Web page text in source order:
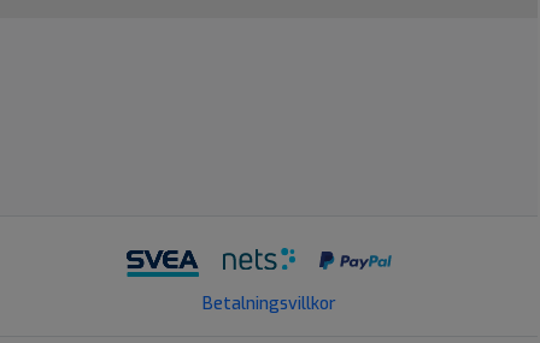
Betalningsvillkor